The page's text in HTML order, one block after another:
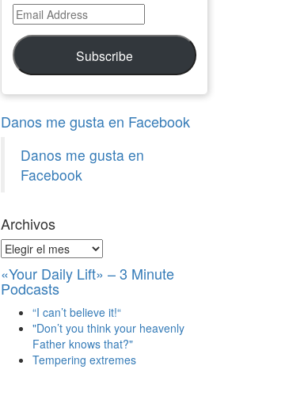
Email
Address
Subscribe
Danos me gusta en Facebook
Danos me gusta en
Facebook
Archivos
Archivos
«Your Daily Lift» – 3 Minute
Podcasts
“I can’t believe it!“
"Don’t you think your heavenly
Father knows that?"
Tempering extremes